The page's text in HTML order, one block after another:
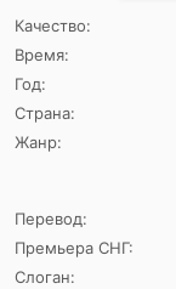
Качество:
Время:
Год:
Страна:
Жанр:
Перевод:
Премьера СНГ:
Слоган: